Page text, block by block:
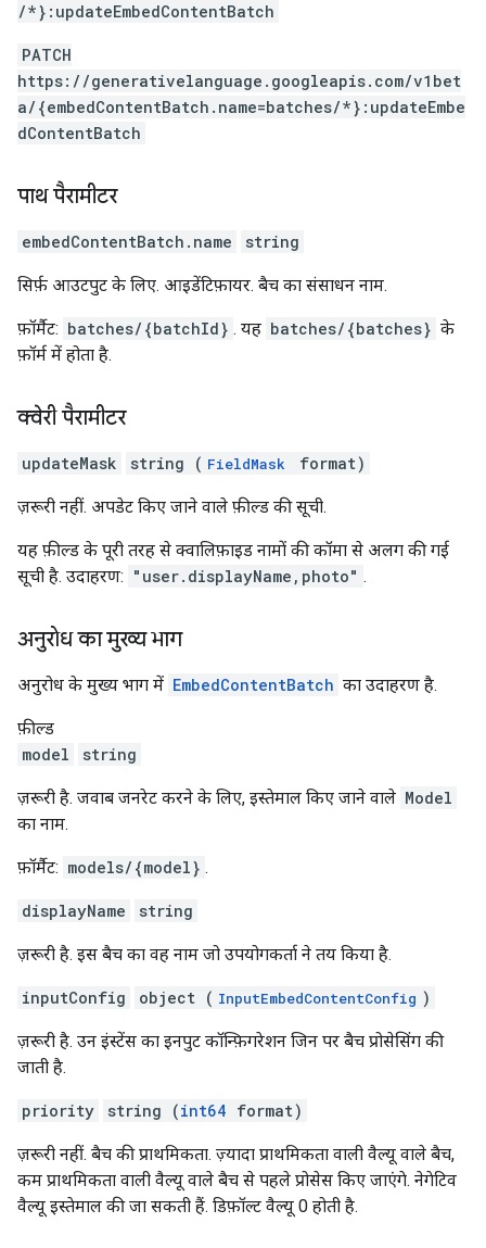
/*}:updateEmbedContentBatch
PATCH
https://generativelanguage.googleapis.com/v1bet
a/{embedContentBatch.name=batches/*}:updateEmbe
dContentBatch
पाथ पैरामीटर
embedContentBatch.name string
सिर्फ़ आउटपुट के लिए. आइडेंटिफ़ायर. बैच का संसाधन नाम.
फ़ॉर्मैट: batches/{batchId} . यह batches/{batches} के
फ़ॉर्म में होता है.
क्वेरी पैरामीटर
updateMask string ( FieldMask format)
ज़रूरी नहीं. अपडेट किए जाने वाले फ़ील्ड की सूची.
यह फ़ील्ड के पूरी तरह से क्वालिफ़ाइड नामों की कॉमा से अलग की गई
सूची है. उदाहरण: "user.displayName,photo" .
अनुरोध का मुख्य भाग
अनुरोध के मुख्य भाग में EmbedContentBatch का उदाहरण है.
फ़ील्ड
model
string
ज़रूरी है. जवाब जनरेट करने के लिए, इस्तेमाल किए जाने वाले Model
का नाम.
फ़ॉर्मैट: models/{model} .
displayName string
ज़रूरी है. इस बैच का वह नाम जो उपयोगकर्ता ने तय किया है.
inputConfig object ( InputEmbedContentConfig )
ज़रूरी है. उन इंस्टेंस का इनपुट कॉन्फ़िगरेशन जिन पर बैच प्रोसेसिंग की
जाती है.
priority string (int64 format)
ज़रूरी नहीं. बैच की प्राथमिकता. ज़्यादा प्राथमिकता वाली वैल्यू वाले बैच,
कम प्राथमिकता वाली वैल्यू वाले बैच से पहले प्रोसेस किए जाएंगे. नेगेटिव
वैल्यू इस्तेमाल की जा सकती हैं. डिफ़ॉल्ट वैल्यू 0 होती है.